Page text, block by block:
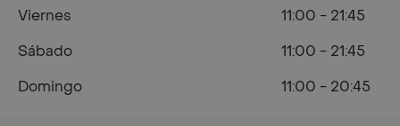
Viernes
11:00 - 21:45
Sábado
11:00 - 21:45
Domingo
11:00 - 20:45